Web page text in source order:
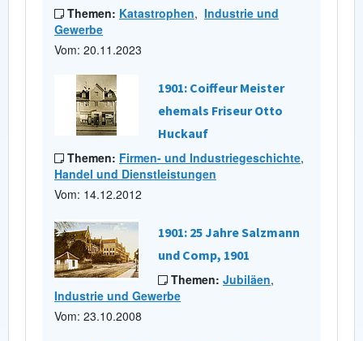
Themen: Katastrophen, Industrie und
Gewerbe
Vom: 20.11.2023
1901: Coiffeur Meister
ehemals Friseur Otto
Huckauf
Themen: Firmen- und Industriegeschichte,
Handel und Dienstleistungen
Vom: 14.12.2012
1901: 25 Jahre Salzmann
und Comp, 1901
Themen: Jubiläen,
Industrie und Gewerbe
Vom: 23.10.2008